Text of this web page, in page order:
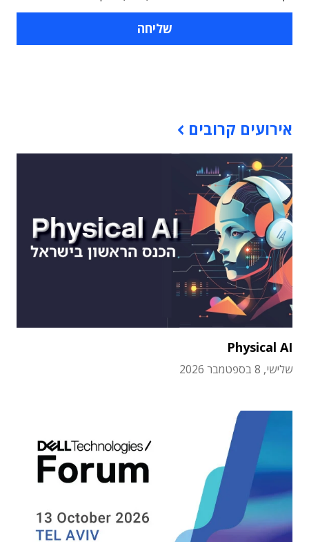
אירועים קרובים
Physical AI
שלישי, 8 בספטמבר 2026